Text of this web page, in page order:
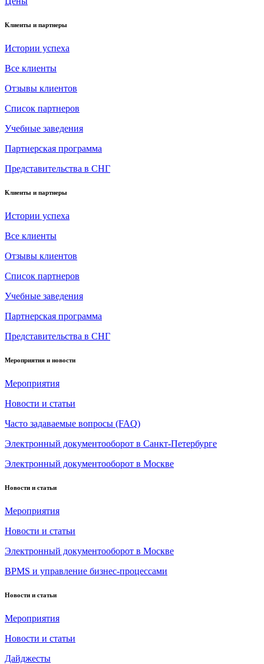
Клиенты и партнеры
Истории успеха
Все клиенты
Отзывы клиентов
Список партнеров
Учебные заведения
Партнерская программа
Представительства в СНГ
Клиенты и партнеры
Истории успеха
Все клиенты
Отзывы клиентов
Список партнеров
Учебные заведения
Партнерская программа
Представительства в СНГ
Мероприятия и новости
Мероприятия
Новости и статьи
Часто задаваемые вопросы (FAQ)
Электронный документооборот в Санкт-Петербурге
Электронный документооборот в Москве
Новости и статьи
Мероприятия
Новости и статьи
Электронный документооборот в Москве
BPMS и управление бизнес-процессами
Новости и статьи
Мероприятия
Новости и статьи
Дайджесты